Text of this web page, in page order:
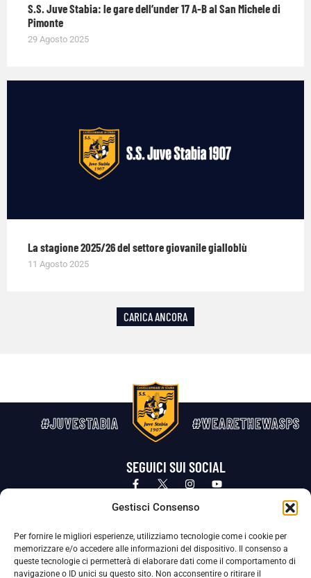
Gestisci Consenso
Per fornire le migliori esperienze, utilizziamo tecnologie come i cookie per
memorizzare e/o accedere alle informazioni del dispositivo. Il consenso a
queste tecnologie ci permetterà di elaborare dati come il comportamento di
navigazione o ID unici su questo sito. Non acconsentire o ritirare il
S.S. Juve Stabia: le gare dell’under 17 A-B al San Michele di
Pimonte
29 Agosto 2025
La stagione 2025/26 del settore giovanile gialloblù
11 Agosto 2025
CARICA ANCORA
#JUVESTABIA #WEARETHEWASPS
SEGUICI SUI SOCIAL
Privacy Policy Cookie Policy
La Società ha nominato il Responsabile della Protezione dei Dati Personali (DPO), figura specializzata che vigila sulle modalità
adottate dalla nostra Società per tutelare i Suoi dati personali.